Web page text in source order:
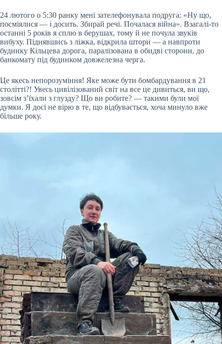
24 лютого о 5:30 ранку мені зателефонувала подруга: «Ну що,
посміялися — і досить. Збирай речі. Почалася війна». Взагалі-то
останні 5 років я сплю в берушах, тому й не почула звуків
вибуху. Піднявшись з ліжка, відкрила штори — а навпроти
будинку Кільцева дорога, паралізована в обидві сторони, до
банкомату під будинком довжелезна черга.
Це якесь непорозуміння! Яке може бути бомбардування в 21
столітті?! Увесь цивілізований світ на все це дивиться, ви що,
зовсім з’їхали з глузду? Що ви робите? — такими були мої
думки. Я досі не вірю в те, що відбувається, хоча минуло вже
більше року.